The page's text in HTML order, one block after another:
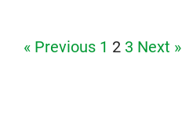
« Previous Page
1 Page
2 Page
3 Next »